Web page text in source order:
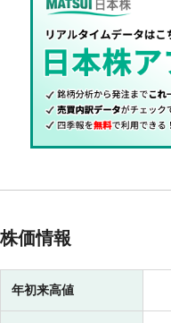
株価情報
年初来高値